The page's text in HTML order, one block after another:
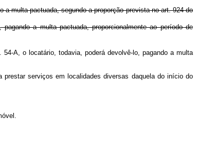
a multa pactuada, segundo a proporção prevista no art. 924 do
a multa pactuada, proporcionalmente ao período de
A, o locatário, todavia, poderá devolvê-lo, pagando a multa
serviços em localidades diversas daquela do início do